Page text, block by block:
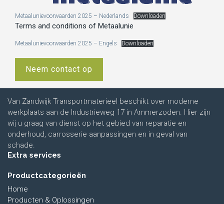
Metaalunievoorwaarden 2025 – Nederlands Downloaden
Terms and conditions of Metaalunie
Metaalunievoorwaarden 2025 – Engels Downloaden
Neem contact op
Van Zandwijk Transportmaterieel beschikt over moderne
werkplaats aan de Industrieweg 17 in Ammerzoden. Hier zijn
wij u graag van dienst op het gebied van reparatie en
onderhoud, carrosserie aanpassingen en in geval van
schade.
Extra services
Productcategorieën
Home
Producten & Oplossingen